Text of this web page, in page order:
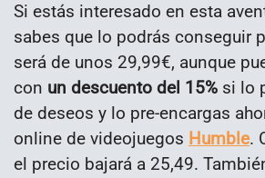
Si estás interesado en esta
sabes que lo podrás conseguir
será de unos 29,99€, aunque
con un descuento del 15% si lo
de deseos y lo pre-encargas
online de videojuegos Humble.
el precio bajará a 25,49.